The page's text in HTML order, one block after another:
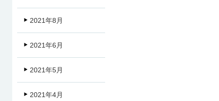
2021年8月
2021年6月
2021年5月
2021年4月